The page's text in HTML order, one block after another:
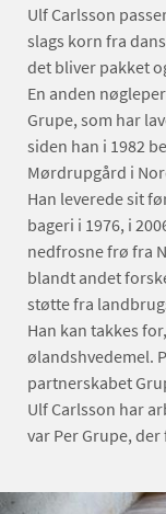
Ulf Carlsson
slags korn fra
det bliver pakket
En anden
Grupe, som har
siden han i 1982
Mørdrupgård i
Han leverede sit
bageri i 1976, i
nedfrosne frø fra
blandt andet
støtte fra
Han kan takkes
ølandshvedemel.
partnerskabet
Ulf Carlsson har
var Per Grupe,